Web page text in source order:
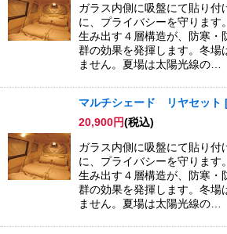
ガラス内側に吸盤にて貼り付
に、プライバシーを守ります
生み出す４層構造が、防寒・
群の効果を発揮します。冬場
ません。夏場は太陽光線の…
マルチシェード リヤセット
20,900円(税込)
ガラス内側に吸盤にて貼り付
に、プライバシーを守ります
生み出す４層構造が、防寒・
群の効果を発揮します。冬場
ません。夏場は太陽光線の…